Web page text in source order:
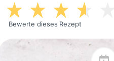
Bewerte dieses Rezept